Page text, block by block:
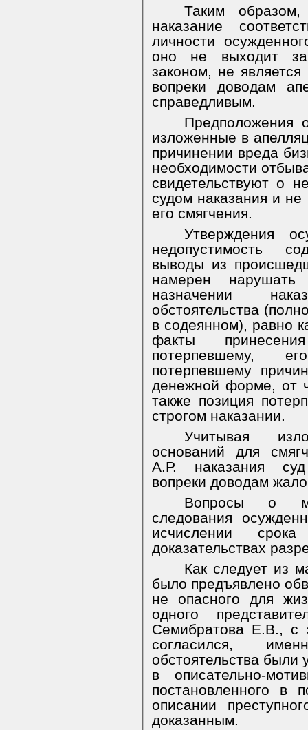
Таким
наказание
личности
оно не выходит за
законом, не
вопреки доводам
справедливым.
Предположения
изложенные в
причинении вреда
необходимости
свидетельствуют о
судом наказания и
его смягчения.
Утверждения
недопустимость
выводы из
намерен
назначении
обстоятельства
в содеянном), равно
факты
потерпевшему,
потерпевшему
денежной форме, от
также позиция п
строгом наказании.
Учитывая
оснований для
А.Р. наказания
вопреки доводам
Вопросы о
следования
исчислении
доказательствах
Как следует из
было предъявлено
не опасного для
одного
Семибратова Е.В., с
согласился,
обстоятельства
в описательно-
постановленного
описании
доказанным.